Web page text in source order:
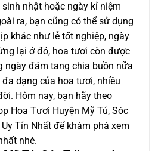
nhật hoặc ngày kỉ niệm
ra, bạn cũng có thể sử dụng
khác như lễ tốt nghiệp, ngày
lại ở đó, hoa tươi còn được
ngày đám tang chia buồn nữa
dạng của hoa tươi, nhiều
Hôm nay, bạn hãy theo
Hoa Tươi Huyện Mỹ Tú, Sóc
Tín Nhất để khám phá xem
nhé.